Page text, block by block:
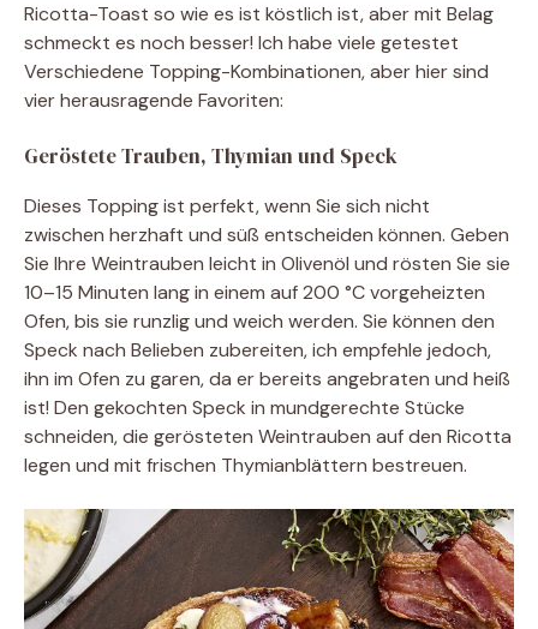
Ricotta-Toast so wie es ist köstlich ist, aber mit Belag
schmeckt es noch besser! Ich habe viele getestet
Verschiedene Topping-Kombinationen, aber hier sind
vier herausragende Favoriten:
Geröstete Trauben, Thymian und Speck
Dieses Topping ist perfekt, wenn Sie sich nicht
zwischen herzhaft und süß entscheiden können. Geben
Sie Ihre Weintrauben leicht in Olivenöl und rösten Sie sie
10–15 Minuten lang in einem auf 200 °C vorgeheizten
Ofen, bis sie runzlig und weich werden. Sie können den
Speck nach Belieben zubereiten, ich empfehle jedoch,
ihn im Ofen zu garen, da er bereits angebraten und heiß
ist! Den gekochten Speck in mundgerechte Stücke
schneiden, die gerösteten Weintrauben auf den Ricotta
legen und mit frischen Thymianblättern bestreuen.